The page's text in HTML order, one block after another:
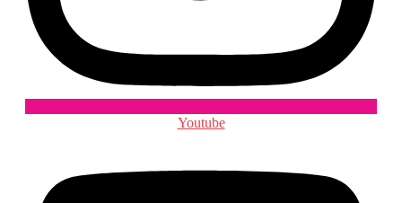
Youtube